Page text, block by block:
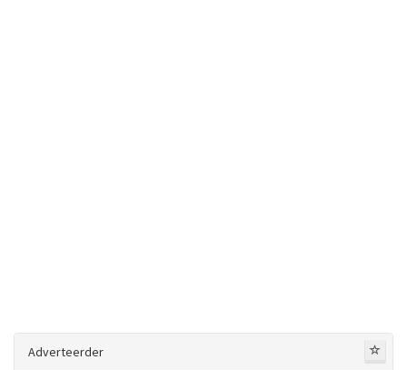
Adverteerder